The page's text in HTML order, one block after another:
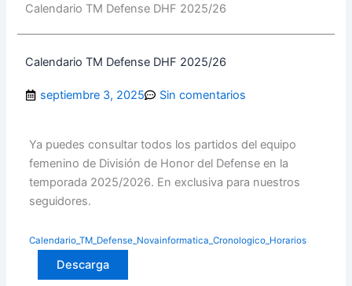
Calendario TM Defense DHF 2025/26
Calendario TM Defense DHF 2025/26
septiembre 3, 2025 Sin comentarios
Ya puedes consultar todos los partidos del equipo
femenino de División de Honor del Defense en la
temporada 2025/2026. En exclusiva para nuestros
seguidores.
Calendario_TM_Defense_Novainformatica_Cronologico_Horarios
Descarga